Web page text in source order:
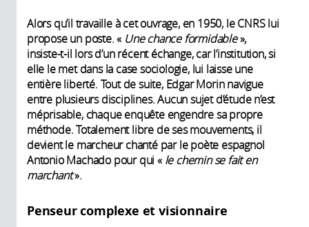
Alors qu’il travaille à cet ouvrage, en 1950, le CNRS lui
propose un poste. « Une chance formidable»,
insiste-t-il lors d’un récent échange, car l’institution, si
elle le met dans la case sociologie, lui laisse une
entière liberté. Tout de suite, Edgar Morin navigue
entre plusieurs disciplines. Aucun sujet d’étude n’est
méprisable, chaque enquête engendre sa propre
méthode. Totalement libre de ses mouvements, il
devient le marcheur chanté par le poète espagnol
Antonio Machado pour qui « le chemin se fait en
marchant».
Penseur complexe et visionnaire